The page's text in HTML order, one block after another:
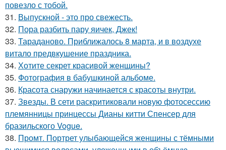
повезло с тобой.
31. Выпускной - это про свежесть.
32. Пора разбить пару яичек, Джек!
33. Тараданово. Приближалось 8 марта, и в воздухе
витало предвкушение праздника.
34. Хотите секрет красивой женщины?
35. Фотография в бабушкиной альбоме.
36. Красота снаружи начинается с красоты внутри.
37. Звезды. В сети раскритиковали новую фотосессию
племянницы принцессы Дианы китти Спенсер для
бразильского Vogue.
38. Промт. Портрет улыбающейся женщины с тёмными